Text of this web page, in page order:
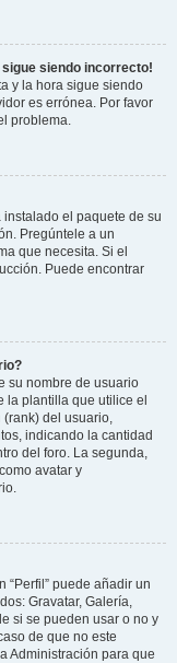
sigue siendo incorrecto!
y la hora sigue siendo
es errónea. Por favor
problema.
el paquete de su
Pregúntele a un
que necesita. Si el
Puede encontrar
su nombre de usuario
la plantilla que utilice el
del usuario,
indicando la cantidad
del foro. La segunda,
avatar y
“Perfil” puede añadir un
Gravatar, Galería,
si se pueden usar o no y
de que no este
Administración para que